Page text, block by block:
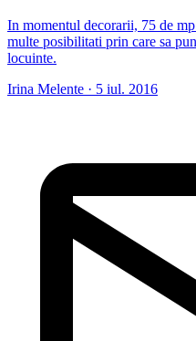
In momentul decorarii, 75 de
multe posibilitati prin care sa
locuinte.
Irina Melente · 5 iul. 2016